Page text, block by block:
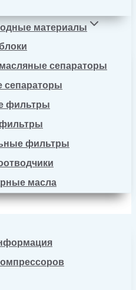
материалы
сепараторы
сепараторы
фильтры
фильтры
масла